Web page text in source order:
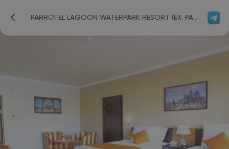
PARROTEL LAGOON WATERPARK RESORT (EX. PARROTEL LAGOON RESORT) 5*